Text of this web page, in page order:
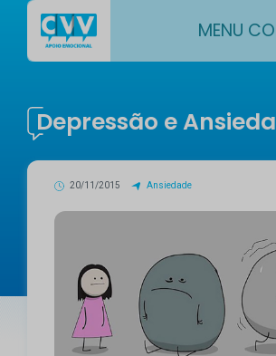
MENU
Depressão e
20/11/2015 Ansiedade